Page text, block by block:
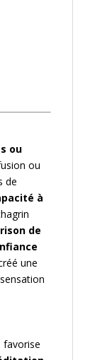
ou
ou
de
à
de
une
favorise